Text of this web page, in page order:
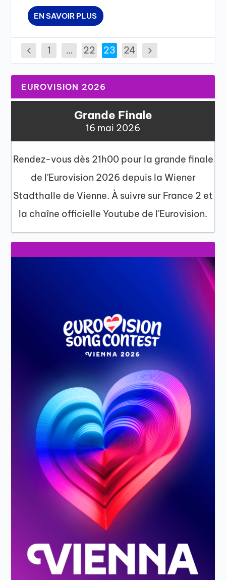
EN SAVOIR PLUS
1 … 22 23 24
EUROVISION 2026
Grande Finale
16 mai 2026
Rendez-vous dès 21h00 pour la grande finale
de l'Eurovision 2026 depuis la Wiener
Stadthalle de Vienne. À suivre sur France 2 et
la chaîne officielle Youtube de l'Eurovision.